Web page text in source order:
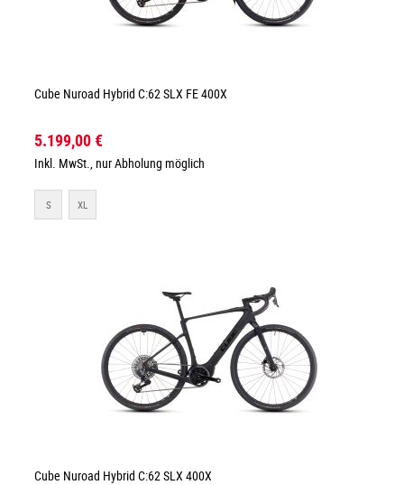
Cube Nuroad Hybrid C:62 SLX FE 400X
5.199,00 €
Inkl. MwSt., nur Abholung möglich
S XL
Cube Nuroad Hybrid C:62 SLX 400X